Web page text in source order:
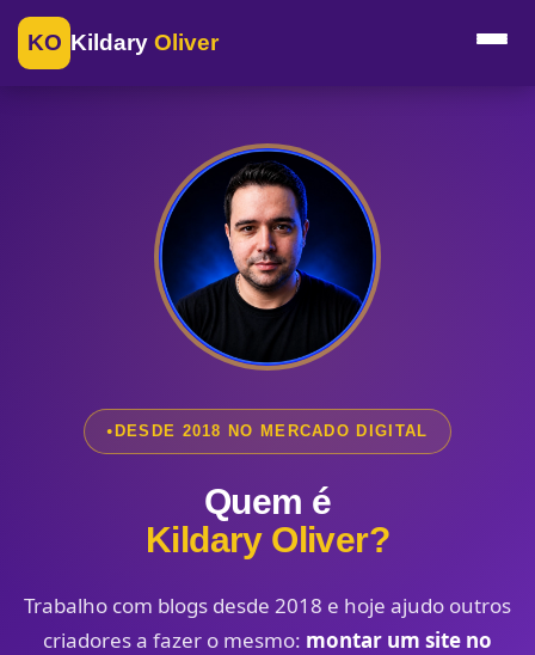
KO Kildary Oliver
DESDE 2018 NO MERCADO DIGITAL
Quem é
Kildary Oliver?
Trabalho com blogs desde 2018 e hoje ajudo outros
criadores a fazer o mesmo: montar um site no